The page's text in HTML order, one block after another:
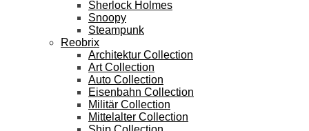
Sherlock Holmes
Snoopy
Steampunk
Reobrix
Architektur Collection
Art Collection
Auto Collection
Eisenbahn Collection
Militär Collection
Mittelalter Collection